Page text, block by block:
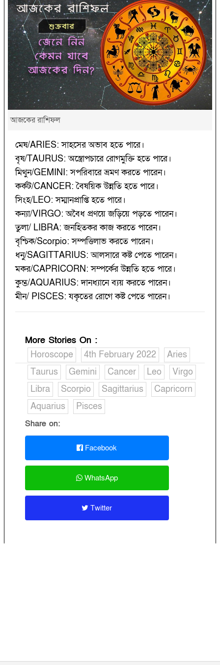
আজকের রাশিফল
মেষ/ARIES: সাহসের অভাব হতে পারে।
বৃষ/TAURUS: অস্ত্রোপচারে রোগমুক্তি হতে পারে।
মিথুন/GEMINI: সপরিবারে ভ্রমণ করতে পারেন।
কর্কট/CANCER: বৈষয়িক উন্নতি হতে পারে।
সিংহ/LEO: সম্মানপ্রাপ্তি হতে পারে।
কন্যা/VIRGO: অবৈধ প্রণয়ে জড়িয়ে পড়তে পারেন।
তুলা/ LIBRA: জনহিতকর কাজ করতে পারেন।
বৃশ্চিক/Scorpio: সম্পত্তিলাভ করতে পারেন।
ধনু/SAGITTARIUS: আলসারে কষ্ট পেতে পারেন।
মকর/CAPRICORN: সম্পর্কের উন্নতি হতে পারে।
কুম্ভ/AQUARIUS: দানধ্যানে ব্যয় করতে পারেন।
মীন/ PISCES: যকৃতের রোগে কষ্ট পেতে পারেন।
More Stories On :
Horoscope
4th February 2022
Aries
Taurus
Gemini Cancer Leo
Virgo
Libra
Scorpio Sagittarius
Capricorn
Aquarius
Pisces
Share on:
Facebook
WhatsApp
Twitter